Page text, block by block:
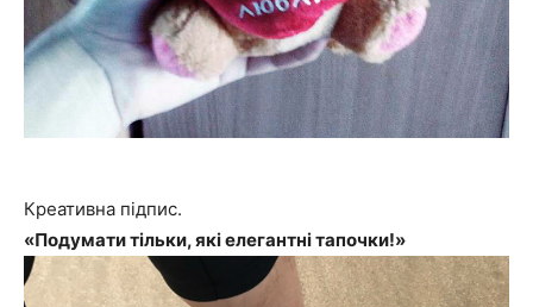
Креативна підпис.
«Подумати тільки, які елегантні тапочки!»